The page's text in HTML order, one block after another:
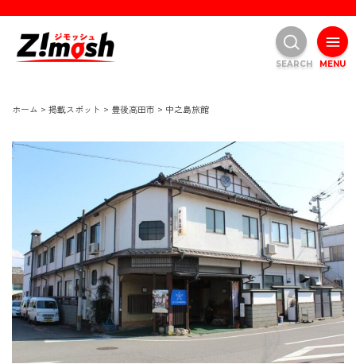
ホーム > 掲載スポット > 豊後高田市 > 中之島旅館
MENU
SEARCH